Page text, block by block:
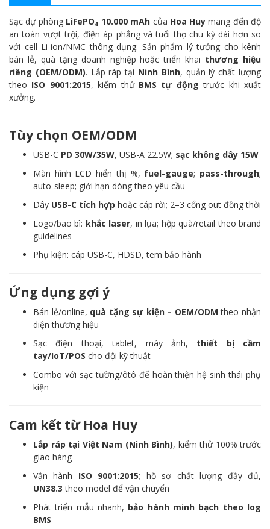
Sạc dự phòng LiFePO₄ 10.000 mAh của Hoa Huy mang đến độ
an toàn vượt trội, điện áp phẳng và tuổi thọ chu kỳ dài hơn so
với cell Li-ion/NMC thông dụng. Sản phẩm lý tưởng cho kênh
bán lẻ, quà tặng doanh nghiệp hoặc triển khai thương hiệu
riêng (OEM/ODM). Lắp ráp tại Ninh Bình, quản lý chất lượng
theo ISO 9001:2015, kiểm thử BMS tự động trước khi xuất
xưởng.
Tùy chọn OEM/ODM
USB-C PD 30W/35W, USB-A 22.5W; sạc không dây 15W
Màn hình LCD hiển thị %, fuel-gauge; pass-through;
auto-sleep; giới hạn dòng theo yêu cầu
Dây USB-C tích hợp hoặc cáp rời; 2–3 cổng out đồng thời
Logo/bao bì: khắc laser, in lụa; hộp quà/retail theo brand
guidelines
Phụ kiện: cáp USB-C, HDSD, tem bảo hành
Ứng dụng gợi ý
Bán lẻ/online, quà tặng sự kiện – OEM/ODM theo nhận
diện thương hiệu
Sạc điện thoại, tablet, máy ảnh, thiết bị cầm
tay/IoT/POS cho đội kỹ thuật
Combo với sạc tường/ôtô để hoàn thiện hệ sinh thái phụ
kiện
Cam kết từ Hoa Huy
Lắp ráp tại Việt Nam (Ninh Bình), kiểm thử 100% trước
giao hàng
Vận hành ISO 9001:2015; hồ sơ chất lượng đầy đủ,
UN38.3 theo model để vận chuyển
Phát triển mẫu nhanh, bảo hành minh bạch theo log
BMS